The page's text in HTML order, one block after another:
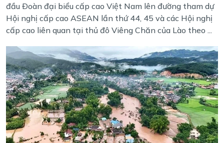
đầu Ðoàn đại biểu cấp cao Việt Nam lên đường tham dự
Hội nghị cấp cao ASEAN lần thứ 44, 45 và các Hội nghị
cấp cao liên quan tại thủ đô Viêng Chăn của Lào theo ...